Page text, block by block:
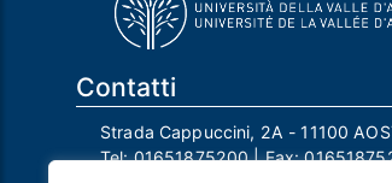
Contatti
Strada Cappuccini, 2A - 11100
Tel:01651875200| Fax: